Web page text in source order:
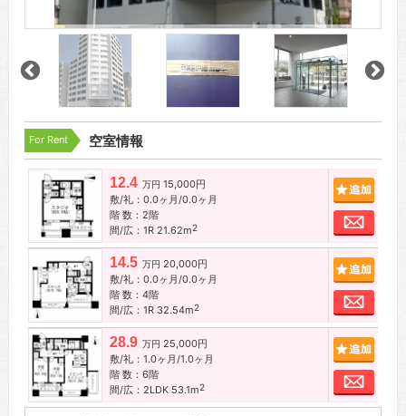
For Rent 空室情報
12.4 万円 15,000円
敷/礼：0.0ヶ月/0.0ヶ月
階 数：2階
間/広：1R 21.62m2
お問
14.5 万円 20,000円
敷/礼：0.0ヶ月/0.0ヶ月
階 数：4階
間/広：1R 32.54m2
お問
28.9 万円 25,000円
敷/礼：1.0ヶ月/1.0ヶ月
階 数：6階
間/広：2LDK 53.1m2
お問